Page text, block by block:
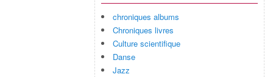
chroniques albums
Chroniques livres
Culture scientifique
Danse
Jazz